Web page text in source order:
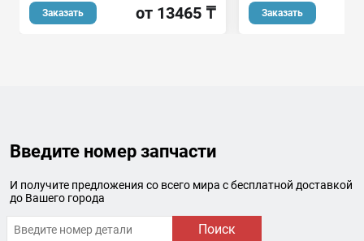
Заказать от 13465 ₸ Заказать
Введите номер запчасти
И получите предложения со всего мира с бесплатной доставкой
до Вашего города
Поиск